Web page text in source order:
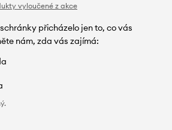
vyloučené z akce
přicházelo jen to, co vás
nám, zda vás zajímá: